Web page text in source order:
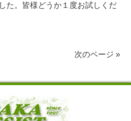
た。皆様どうか１度お試しくだ
次のページ »